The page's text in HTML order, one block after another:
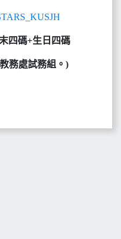
四碼+生日四碼
務處試務組。)